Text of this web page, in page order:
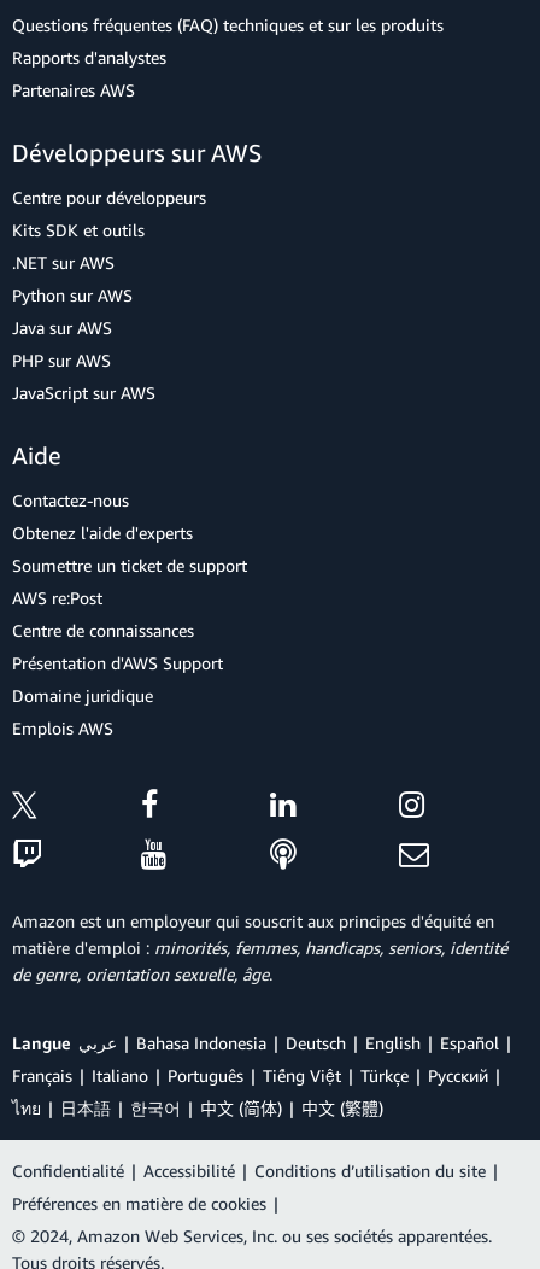
Questions fréquentes (FAQ) techniques et sur les produits
Rapports d'analystes
Partenaires AWS
Développeurs sur AWS
Centre pour développeurs
Kits SDK et outils
.NET sur AWS
Python sur AWS
Java sur AWS
PHP sur AWS
JavaScript sur AWS
Aide
Contactez-nous
Obtenez l'aide d'experts
Soumettre un ticket de support
AWS re:Post
Centre de connaissances
Présentation d'AWS Support
Domaine juridique
Emplois AWS
Amazon est un employeur qui souscrit aux principes d'équité en
matière d'emploi : minorités, femmes, handicaps, seniors, identité
de genre, orientation sexuelle, âge.
Langue عربي Bahasa Indonesia Deutsch English
Español
Français
Italiano Português Tiếng Việt Türkçe
Ρусский
ไทย
日本語 한국어 中文 (简体) 中文 (繁體)
Confidentialité | Accessibilité | Conditions d’utilisation du site |
Préférences en matière de cookies |
© 2024, Amazon Web Services, Inc. ou ses sociétés apparentées.
Tous droits réservés.